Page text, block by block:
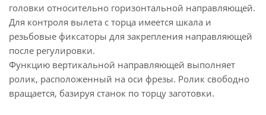
головки относительно горизонтальной направляющей.
Для контроля вылета с торца имеется шкала и
резьбовые фиксаторы для закрепления направляющей
после регулировки.
Функцию вертикальной направляющей выполняет
ролик, расположенный на оси фрезы. Ролик свободно
вращается, базируя станок по торцу заготовки.